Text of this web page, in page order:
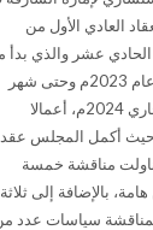
العادي الأول من
عشر والذي بدأ
شهر ديسمبر في عام 2023م وحتى شهر
يونيو من العام الجاري 2024م، أعمالا
حيث أكمل المجلس عقد
مناقشة خمسة
بالإضافة إلى ثلاثة
سياسات عدد